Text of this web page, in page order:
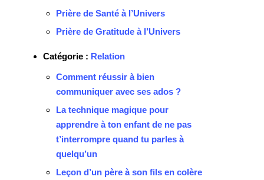
Prière de Santé à l’Univers
Prière de Gratitude à l’Univers
Catégorie : Relation
Comment réussir à bien
communiquer avec ses ados ?
La technique magique pour
apprendre à ton enfant de ne pas
t’interrompre quand tu parles à
quelqu’un
Leçon d’un père à son fils en colère